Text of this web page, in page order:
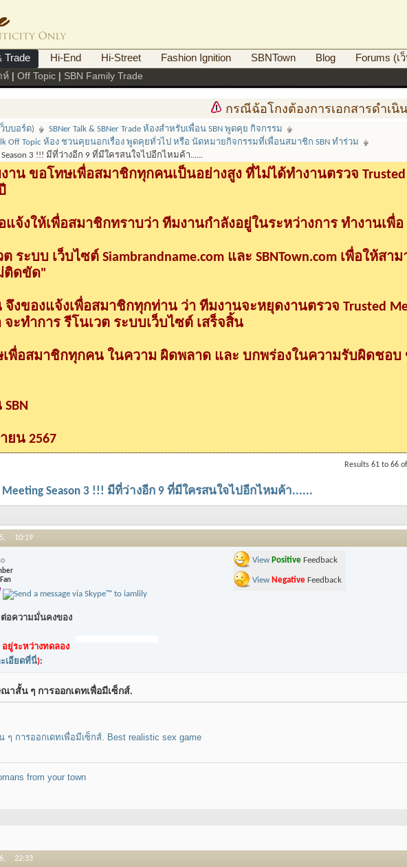
Trade Hi-End Hi-Street Fashion Ignition SBNTown Blog Forums (เ
ห์ | Off Topic | SBN Family Trade
กรณีฉ้อโกงต้องการเอกสารดำเนินคดีทา
ว็บบอร์ด)
SBNer Talk & SBNer Trade ห้องสำหรับเพื่อน SBN พูดคุย กิจกรรม
Off Topic ห้อง ชวนคุยนอกเรื่อง พูดคุยทั่วไป หรือ นัดหมายกิจกรรมที่เพื่อนสมาชิก SBN ทำร่วม
Season 3 !!! มีที่ว่างอีก 9 ที่มีใครสนใจไปอีกไหมค้า......
าน ขอโทษเพื่อสมาชิกทุกคนเป็นอย่างสูง ที่ไม่ได้ทำงานตรวจ Trusted
แจ้งให้เพื่อสมาชิกทราบว่า ทีมงานกำลังอยู่ในระหว่างการ ทำงานเพื่อ
ต ระบบ เว็บไซต์ Siambrandname.com และ SBNTown.com เพื่อให้ส
ติดขัด"
จึงของแจ้งเพื่อสมาชิกทุกท่าน ว่า ทีมงานจะหยุดงานตรวจ Trusted
จะทำการ รีโนเวต ระบบเว็บไซต์ เสร็จสิ้น
พื่อสมาชิกทุกคน ในความ ผิดพลาด และ บกพร่องในความรับผิดชอ
ยน 2567
Results 61 to 66
Meeting Season 3 !!! มีที่ว่างอีก 9 ที่มีใครสนใจไปอีกไหมค้า......
10:19
อความมั่นคงของ
อยู่ระหว่างทดลอง
เอียดที่นี่):
View Positive Feedback
View Negative Feedback
าสั้น ๆ การออกเดทเพื่อมีเซ็กส์.
การออกเดทเพื่อมีเซ็กส์. Best realistic sex game
from your town
22:33